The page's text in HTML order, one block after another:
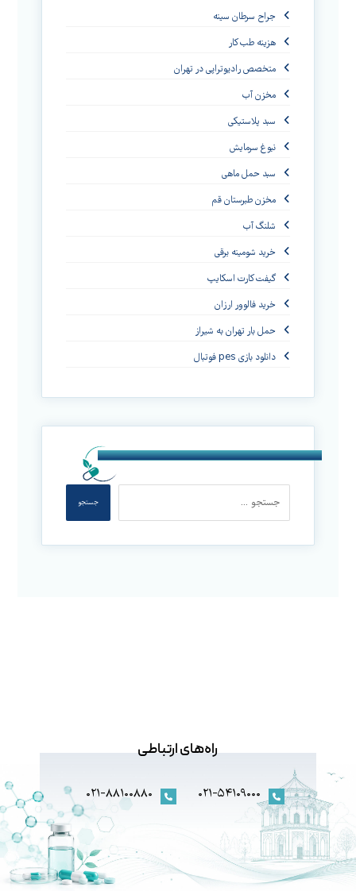
جراح سرطان سینه
هزینه طب کار
متخصص رادیوتراپی در تهران
مخزن آب
سبد پلاستیکی
نبوغ سرمایش
سبد حمل ماهی
مخزن طبرستان قم
شلنگ آب
خرید شومینه برقی
گیفت کارت اسکایپ
خرید فالوور ارزان
حمل بار تهران به شیراز
دانلود بازی pes فوتبال
جستجو
راه‌های ارتباطی
۰۲۱-۵۴۱۰۹۰۰۰ ۰۲۱-۸۸۱۰۰۸۸۰